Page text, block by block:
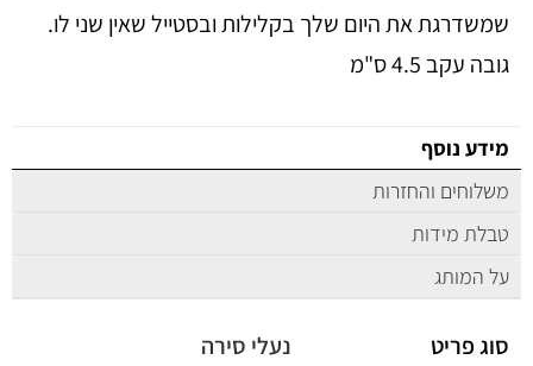
שמשדרגת את היום שלך בקלילות ובסטייל שאין שני לו.
גובה עקב 4.5 ס"מ
מידע נוסף
משלוחים והחזרות
טבלת מידות
על המותג
סוג פריט
נעלי סירה